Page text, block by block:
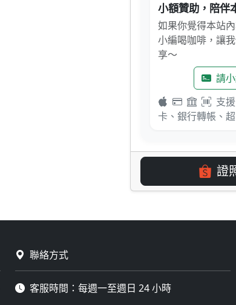
小額贊助，陪伴
如果你覺得本站
小編喝咖啡，讓
享～
請
支
卡、銀行轉帳、
證
聯絡方式
客服時間：每週一至週日 24 小時